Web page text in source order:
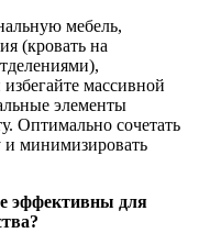
мебель,
(кровать на
массивной
элементы
Оптимально сочетать
минимизировать
эффективны для